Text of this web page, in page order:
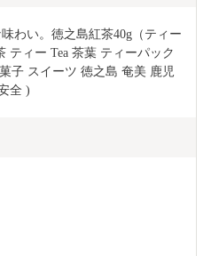
わい。徳之島紅茶40g（ティー
ティー Tea 茶葉 ティーパック
子 スイーツ 徳之島 奄美 鹿児
全 )